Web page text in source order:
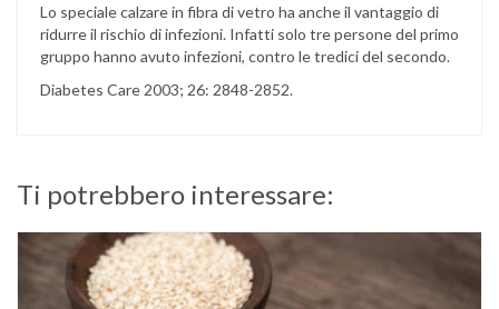
Lo speciale calzare in fibra di vetro ha anche il vantaggio di
ridurre il rischio di infezioni. Infatti solo tre persone del primo
gruppo hanno avuto infezioni, contro le tredici del secondo.
Diabetes Care 2003; 26: 2848-2852.
Ti potrebbero interessare: